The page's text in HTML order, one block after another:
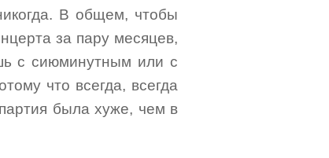
В общем, чтобы
за пару месяцев,
с сиюминутным или с
что всегда, всегда
была хуже, чем в